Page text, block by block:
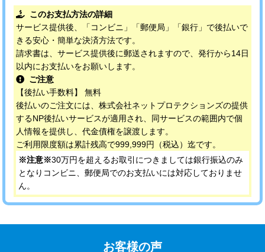
このお支払方法の詳細
サービス提供後、「コンビニ」「郵便局」「銀行」で後払いで
きる安心・簡単な決済方法です。
請求書は、サービス提供後に郵送されますので、発行から14日
以内にお支払いをお願いします。
ご注意
【後払い手数料】 無料
後払いのご注文には、株式会社ネットプロテクションズの提供
するNP後払いサービスが適用され、同サービスの範囲内で個
人情報を提供し、代金債権を譲渡します。
ご利用限度額は累計残高で999,999円（税込）迄です。
※注意※30万円を超えるお取引につきましては銀行振込のみ
となりコンビニ、郵便局でのお支払いには対応しておりませ
ん。
お客様の声